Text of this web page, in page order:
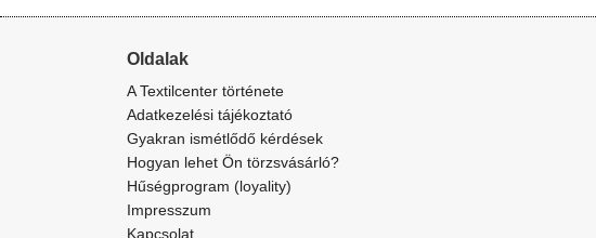
Oldalak
A Textilcenter története
Adatkezelési tájékoztató
Gyakran ismétlődő kérdések
Hogyan lehet Ön törzsvásárló?
Hűségprogram (loyality)
Impresszum
Kapcsolat